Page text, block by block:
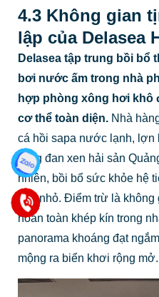
4.3 Không gian
lập của Delasea
Delasea tập trung bồi bổ
bơi nước ấm trong nhà
hợp phòng xông hơi khô
cơ thể toàn diện.Nhà
cá hồi sapa nước lạnh, lợn
rừng đan xen hải sản
nhiên, bồi bổ sức khỏe hệ
con nhỏ. Điểm trừ là
hoàn toàn khép kín trong
panorama khoáng đạt
mộng ra biển khơi rộng mở.